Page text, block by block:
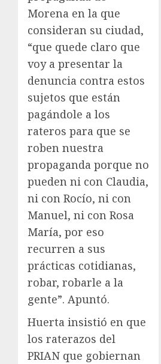
Morena en la que
consideran su ciudad,
“que quede claro que
voy a presentar la
denuncia contra estos
sujetos que están
pagándole a los
rateros para que se
roben nuestra
propaganda porque no
pueden ni con Claudia,
ni con Rocío, ni con
Manuel, ni con Rosa
María, por eso
recurren a sus
prácticas cotidianas,
robar, robarle a la
gente”. Apuntó.
Huerta insistió en que
los raterazos del
PRIAN que gobiernan